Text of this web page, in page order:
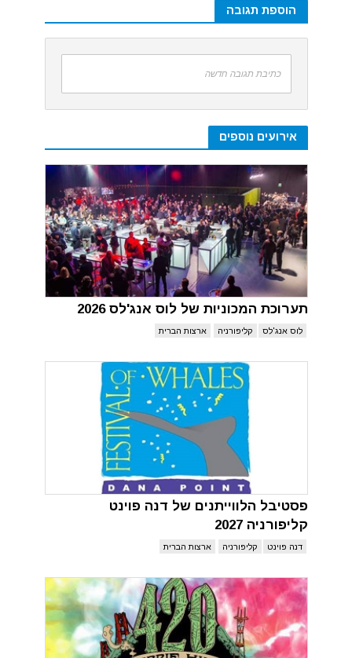
הוספת תגובה
כתיבת תגובה חדשה
אירועים נוספים
תערוכת המכוניות של לוס אנג'לס 2026
לוס אנג'לס קליפורניה ארצות הברית
פסטיבל הלווייתנים של דנה פוינט
קליפורניה 2027
דנה פוינט קליפורניה ארצות הברית